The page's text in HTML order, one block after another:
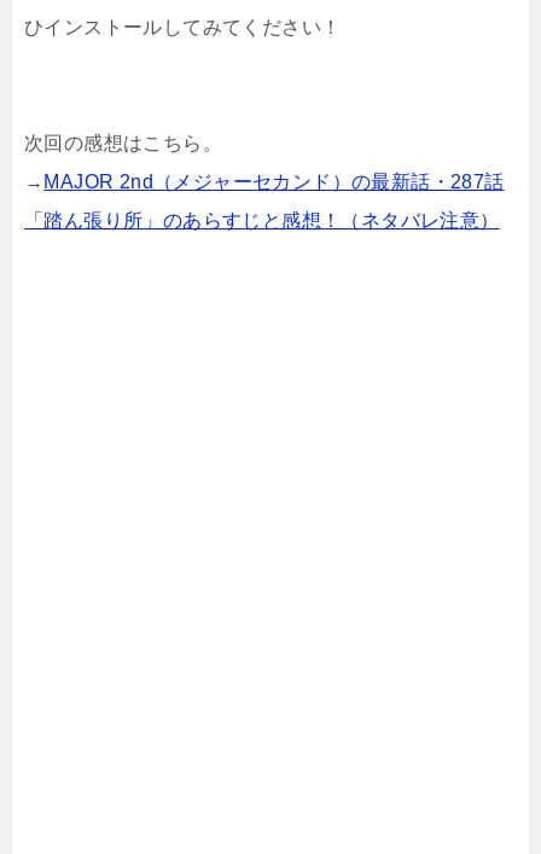
ひインストールしてみてください！
次回の感想はこちら。
→ MAJOR 2nd（メジャーセカンド）の最新話・287話
「踏ん張り所」のあらすじと感想！（ネタバレ注意）